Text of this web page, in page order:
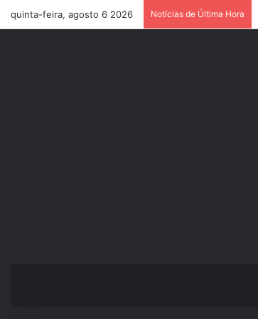
quinta-feira, agosto 6 2026 Notícias de Última Hora